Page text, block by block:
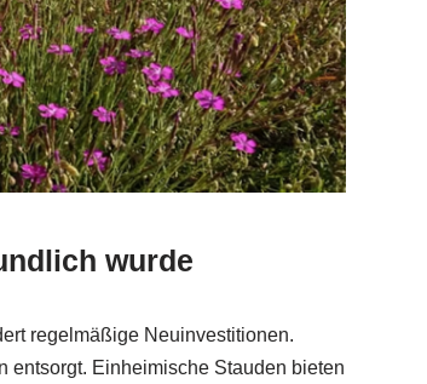
wurde
regelmäßige Neuinvestitionen.
entsorgt. Einheimische Stauden bieten